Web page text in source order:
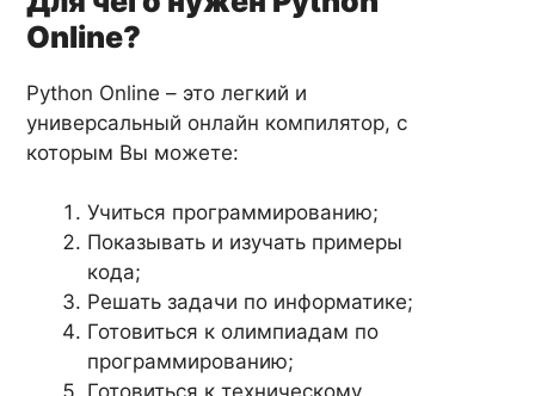
Online?
Python Online – это легкий и
универсальный онлайн компилятор, с
которым Вы можете:
Учиться программированию;
Показывать и изучать примеры
кода;
Решать задачи по информатике;
Готовиться к олимпиадам по
программированию;
Готовиться к техническому